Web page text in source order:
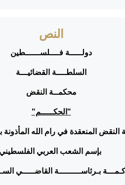
النص
دولـــــة فــــلســــــطين
السلطــــة القضائيـــة
محكمــة النقض
"الحكـــــم"
المنعقدة في رام الله المأذونة
بإسم الشعب العربي الفلسطيني
بـرئاســـــــــة القاضـــــي